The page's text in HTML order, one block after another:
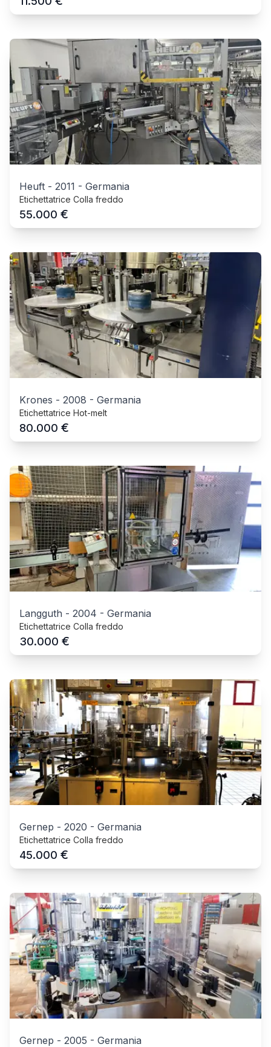
Heuft - 2011 - Germania
Etichettatrice Colla freddo
55.000 €
Krones - 2008 - Germania
Etichettatrice Hot-melt
80.000 €
Langguth - 2004 - Germania
Etichettatrice Colla freddo
30.000 €
Gernep - 2020 - Germania
Etichettatrice Colla freddo
45.000 €
Gernep - 2005 - Germania